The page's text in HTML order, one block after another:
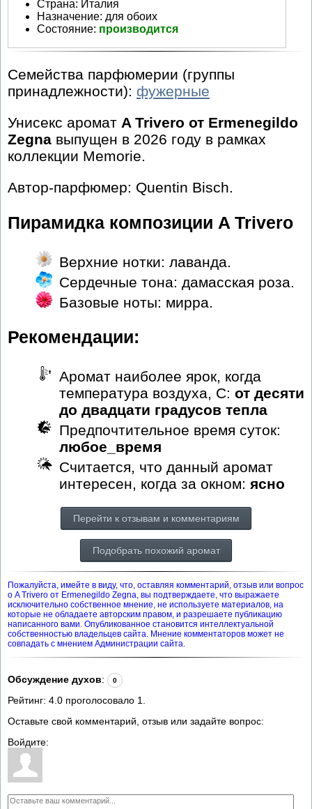
Страна: Италия
Назначение: для обоих
Состояние: производится
Семейства парфюмерии (группы
принадлежности): фужерные
Унисекс аромат A Trivero от Ermenegildo
Zegna выпущен в 2026 году в рамках
коллекции Memorie.
Автор-парфюмер: Quentin Bisch.
Пирамидка композиции A Trivero
Верхние нотки: лаванда.
Сердечные тона: дамасская роза.
Базовые ноты: мирра.
Рекомендации:
Аромат наиболее ярок, когда
температура воздуха, С: от десяти
до двадцати градусов тепла
Предпочтительное время суток:
любое_время
Считается, что данный аромат
интересен, когда за окном: ясно
Перейти к отзывам и комментариям
Подобрать похожий аромат
Пожалуйста, имейте в виду, что, оставляя комментарий, отзыв или вопрос
о A Trivero от Ermenegildo Zegna, вы подтверждаете, что выражаете
исключительно собственное мнение, не используете материалов, на
которые не обладаете авторским правом, и разрешаете публикацию
написанного вами. Опубликованное становится интеллектуальной
собственностью владельцев сайта. Мнение комментаторов может не
совпадать с мнением Администрации сайта.
Обсуждение духов: 0
Рейтинг: 4.0 проголосовало 1
Оставьте свой комментарий, отзыв или задайте вопрос:
Войдите: